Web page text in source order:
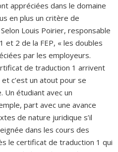
appréciées dans le domaine
en plus un critère de
Louis Poirier, responsable
2 de la FEP, « les doubles
par les employeurs.
de traduction 1 arrivent
c’est un atout pour se
Un étudiant avec un
part avec une avance
de nature juridique s’il
dans les cours des
le certificat de traduction 1 qui